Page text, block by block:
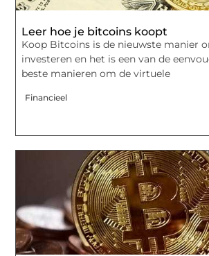
Leer hoe je bitcoins koopt
Koop Bitcoins is de nieuwste manier
investeren en het is een van de
beste manieren om de virtuele
Financieel